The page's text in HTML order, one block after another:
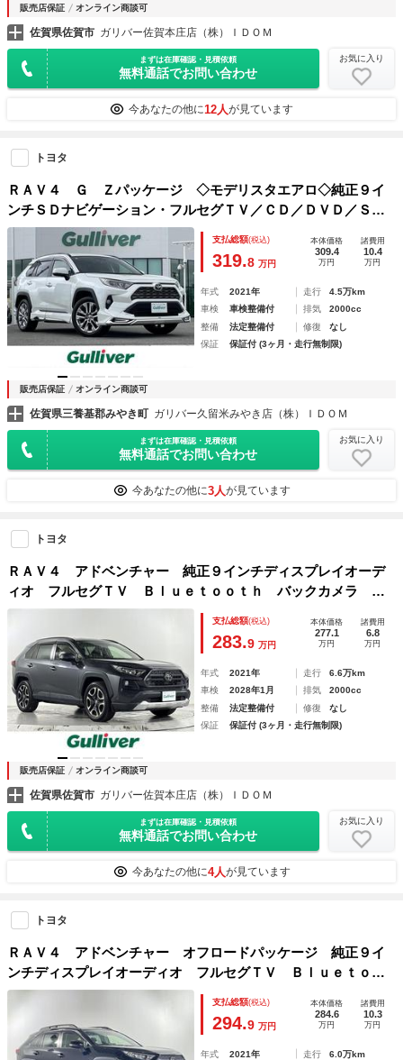
販売店保証 オンライン商談可
佐賀県佐賀市 ガリバー佐賀本庄店（株）ＩＤＯＭ
まずは在庫確認・見積依頼
無料通話でお問い合わせ
お気に入り
今あなたの他に12人が見ています
トヨタ
ＲＡＶ４ Ｇ Ｚパッケージ ◇モデリスタエアロ◇純正９イ
ンチＳＤナビゲーション・フルセグＴＶ／ＣＤ／ＤＶＤ／ＳＤ
／Ｂｌｕｅｔｏｏｔｈ◇バックカメラ◇ビルトインＥＴＣ２．
０◇ハンズフリーパワーバックドア◇電子パーキング
支払総額(税込)
319.8 万円
本体価格
309.4
万円
諸費用
10.4
万円
年式 2021年 走行
4.5万km
車検
車検整備付 排気
2000cc
整備
法定整備付 修復
なし
保証
保証付 (3ヶ月・走行無制限)
販売店保証 オンライン商談可
佐賀県三養基郡みやき町 ガリバー久留米みやき店（株）ＩＤＯＭ
まずは在庫確認・見積依頼
無料通話でお問い合わせ
お気に入り
今あなたの他に3人が見ています
トヨタ
ＲＡＶ４ アドベンチャー 純正９インチディスプレイオーデ
ィオ フルセグＴＶ Ｂｌｕｅｔｏｏｔｈ バックカメラ ド
ライブレコーダー パワーシ－ト ビルトインＥＴＣ 純正１
９インチアルミホイール コーナーセンサー ＬＥＤライト
支払総額(税込)
283.9 万円
本体価格
277.1
万円
諸費用
6.8
万円
年式 2021年 走行
6.6万km
車検
2028年1月 排気
2000cc
整備
法定整備付 修復
なし
保証
保証付 (3ヶ月・走行無制限)
販売店保証 オンライン商談可
佐賀県佐賀市 ガリバー佐賀本庄店（株）ＩＤＯＭ
まずは在庫確認・見積依頼
無料通話でお問い合わせ
お気に入り
今あなたの他に4人が見ています
トヨタ
ＲＡＶ４ アドベンチャー オフロードパッケージ 純正９イ
ンチディスプレイオーディオ フルセグＴＶ Ｂｌｕｅｔｏｏ
ｔｈ ＡｐｐｌｅＣａｒＰｌａｙ バックカメラ ドライブレ
コーダー パワーシ－ト ビルトインＥＴＣ ＬＥＤヘッドラ
イト ルーフレール
支払総額(税込)
294.9 万円
本体価格
284.6
万円
諸費用
10.3
万円
年式 2021年 走行
6.0万km